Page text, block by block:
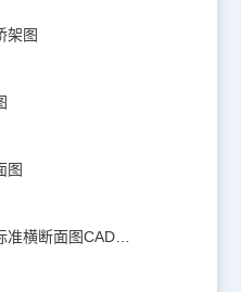
架图
图
道路设计CAD图纸之道路标准横断面图CAD图纸